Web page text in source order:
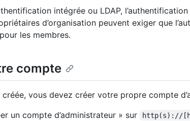
intégrée ou LDAP,
d’organisation peuvent exiger que
les membres.
compte
vous devez créer votre propre compte
un compte d’administrateur » sur
http(s)://